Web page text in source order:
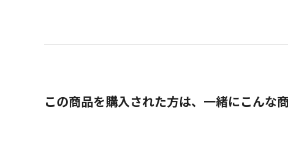
この商品を購入された方は、一緒にこんな